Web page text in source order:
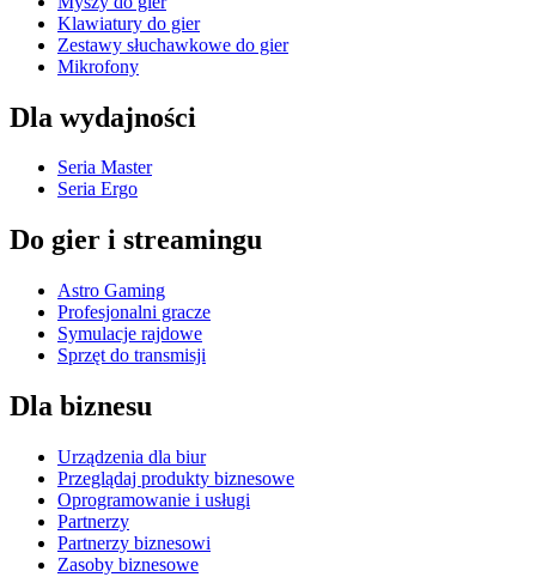
Klawiatury do gier
Zestawy słuchawkowe do gier
Mikrofony
Dla wydajności
Seria Master
Seria Ergo
Do gier i streamingu
Astro Gaming
Profesjonalni gracze
Symulacje rajdowe
Sprzęt do transmisji
Dla biznesu
Urządzenia dla biur
Przeglądaj produkty biznesowe
Oprogramowanie i usługi
Partnerzy
Partnerzy biznesowi
Zasoby biznesowe